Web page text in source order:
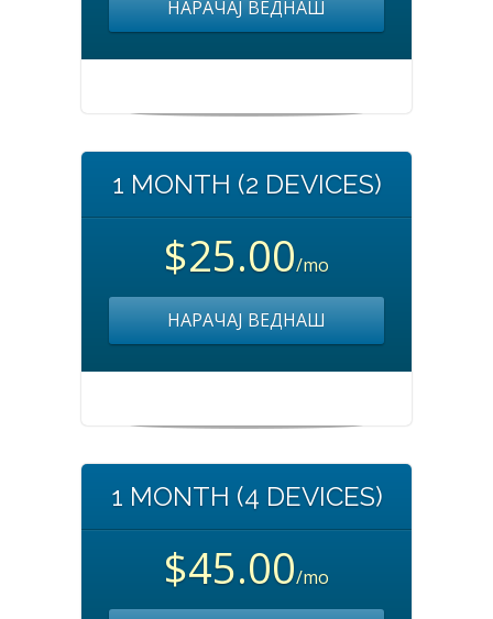
НАРАЧАЈ ВЕДНАШ
1 MONTH (2 DEVICES)
$25.00/mo
НАРАЧАЈ ВЕДНАШ
1 MONTH (4 DEVICES)
$45.00/mo